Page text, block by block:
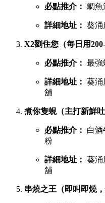
必點推介： 鯛魚
詳細地址： 葵涌
X2劉住您（每日用
必點推介： 最強
詳細地址： 葵涌
舖
煮你隻蜆（主打新鮮
必點推介：
白酒
粉
詳細地址： 葵涌
舖
串燒之王（即叫即燒